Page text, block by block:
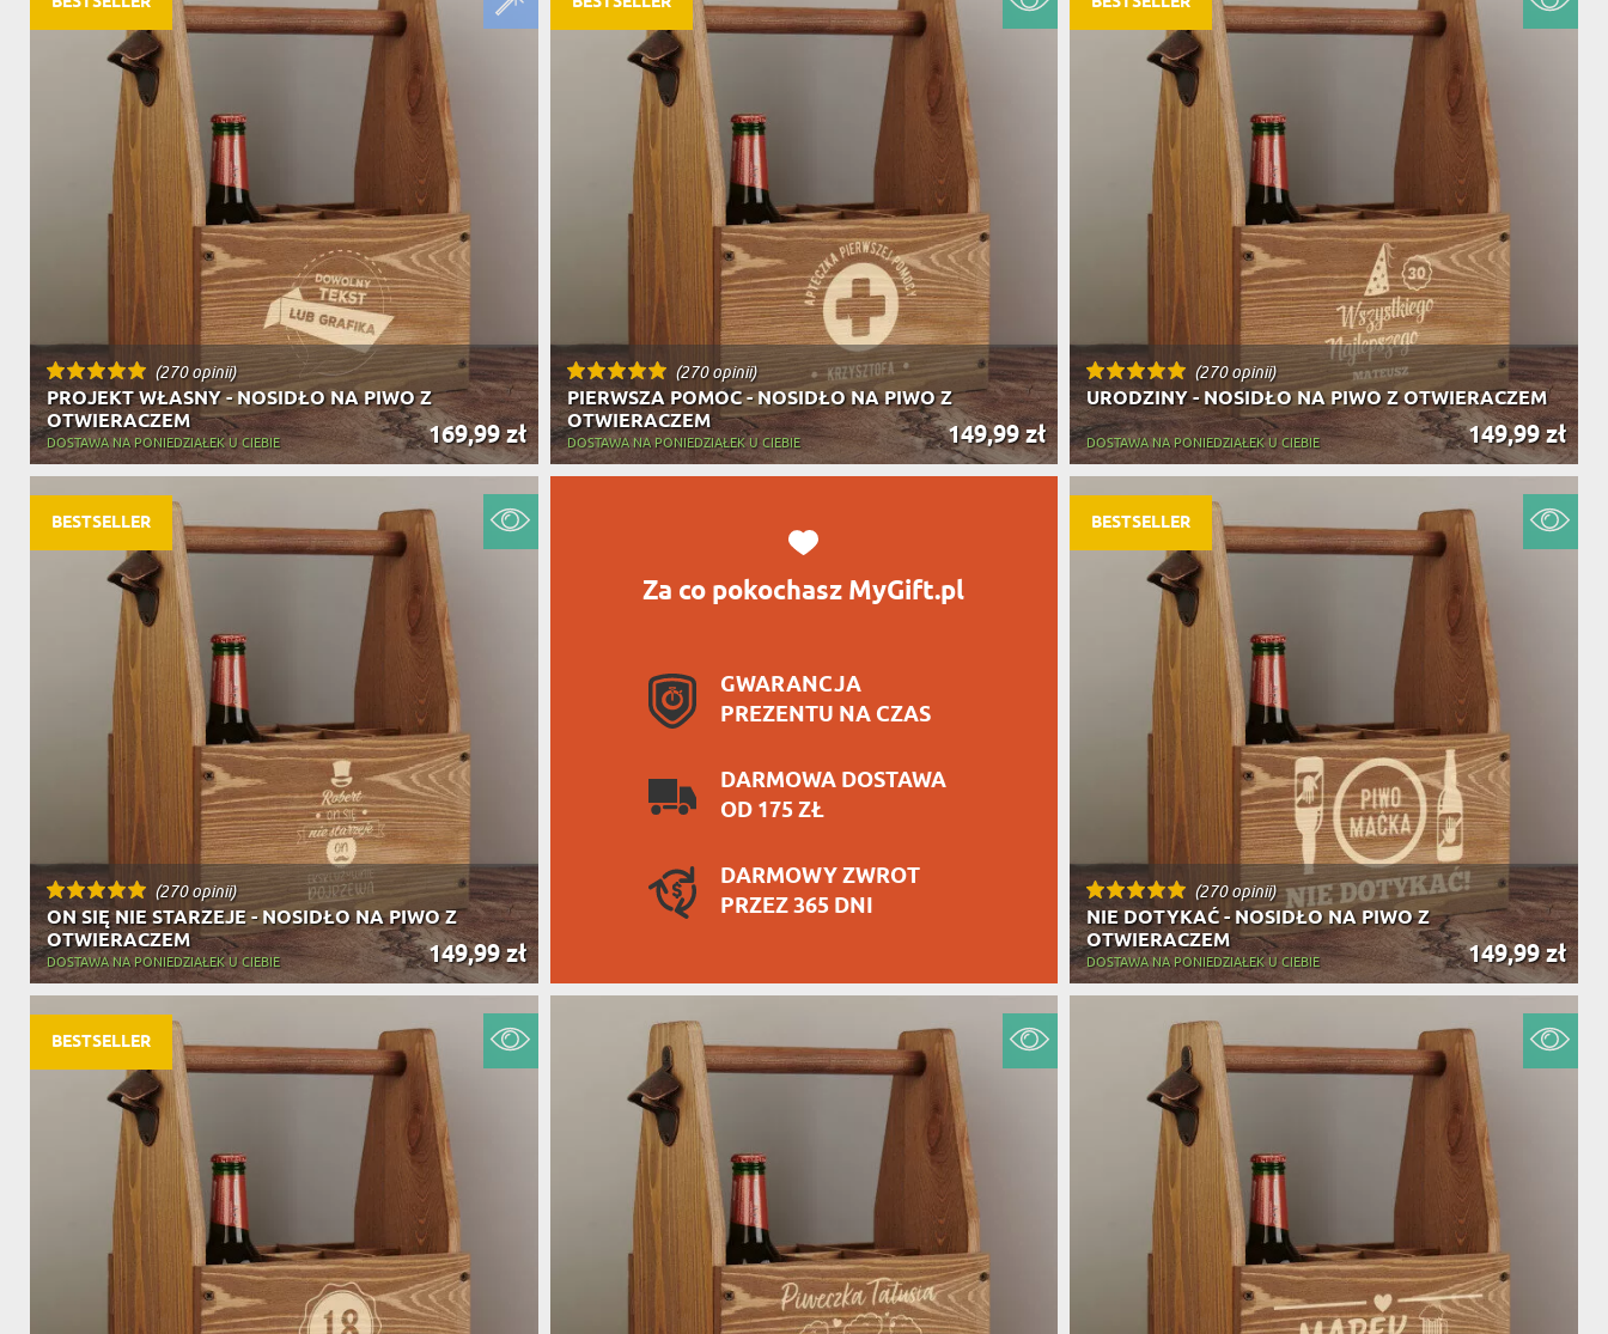
TEŚCIÓW PREZENT DLA
PODRÓŻNIKA
ROWERZYSTY
PRODUKTY SPOŻYWCZE
CHARAKTER PREZENTU
SZKLANKI DO PIWA
(270 opinii)
PROJEKT WŁASNY - NOSIDŁO NA PIWO Z
OTWIERACZEM
169,99 zł
DOSTAWA NA PONIEDZIAŁEK U CIEBIE
(270 opinii)
PIERWSZA POMOC - NOSIDŁO NA PIWO Z
OTWIERACZEM
149,99 zł
DOSTAWA NA PONIEDZIAŁEK U CIEBIE
Za co pokochasz MyGift.pl
GWARANCJA
PREZENTU NA CZAS
DARMOWA DOSTAWA
OD 175 ZŁ
DARMOWY ZWROT
PRZEZ 365 DNI
(270 opinii)
URODZINY - NOSIDŁO NA PIWO Z OTWIERACZEM
149,99 zł
DOSTAWA NA PONIEDZIAŁEK U CIEBIE
(270 opinii)
ON SIĘ NIE STARZEJE - NOSIDŁO NA PIWO Z
OTWIERACZEM
149,99 zł
DOSTAWA NA PONIEDZIAŁEK U CIEBIE
BESTSELLER
(270 opinii)
NIE DOTYKAĆ - NOSIDŁO NA PIWO Z
OTWIERACZEM
149,99 zł
DOSTAWA NA PONIEDZIAŁEK U CIEBIE
BESTSELLER
BESTSELLER